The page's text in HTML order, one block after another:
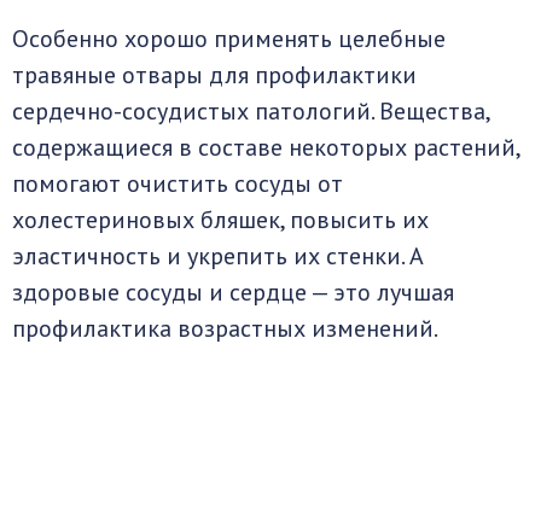
Особенно хорошо применять целебные
травяные отвары для профилактики
сердечно-сосудистых патологий. Вещества,
содержащиеся в составе некоторых растений,
помогают очистить сосуды от
холестериновых бляшек, повысить их
эластичность и укрепить их стенки. А
здоровые сосуды и сердце — это лучшая
профилактика возрастных изменений.